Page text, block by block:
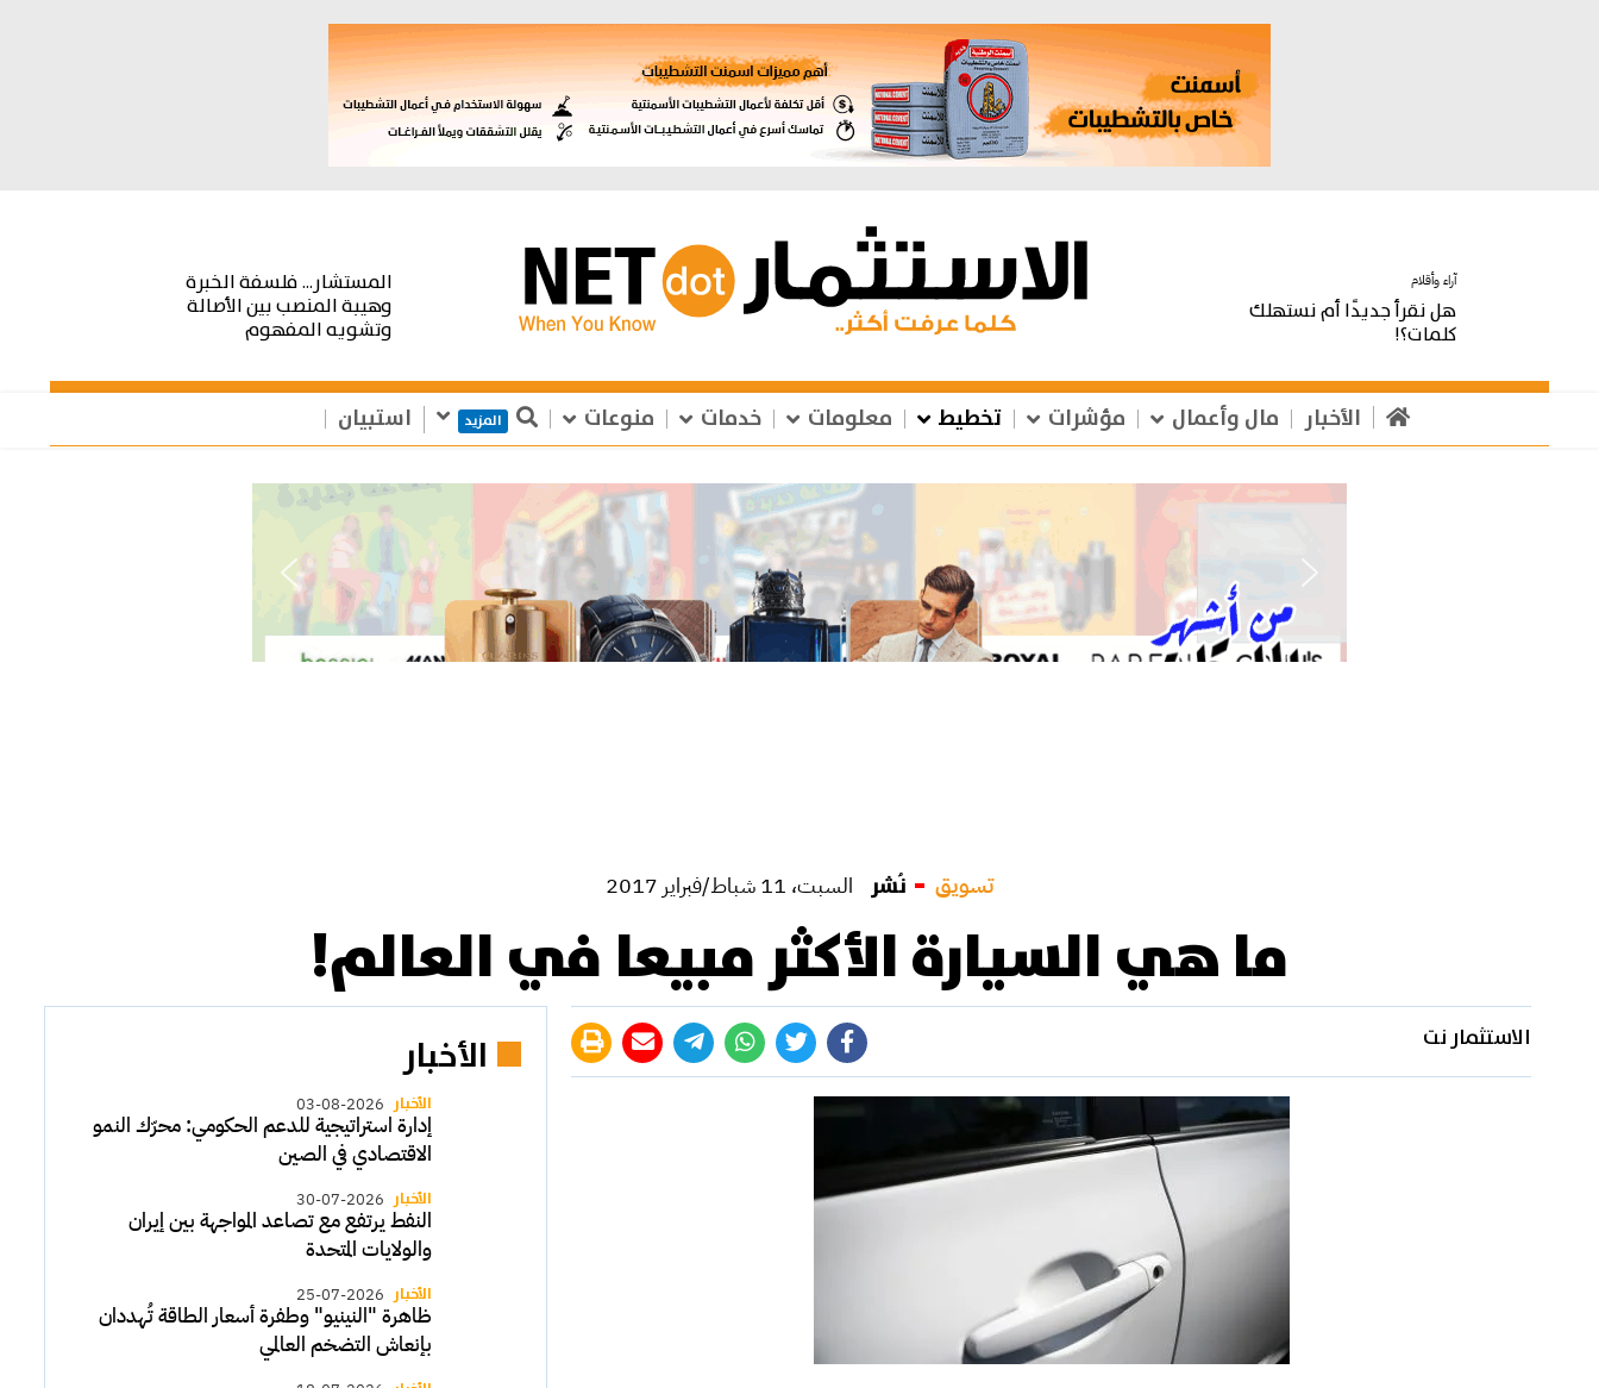
آراء وأقلام
هل نقرأ جديدًا أم نستهلك
كلمات؟!
المستشار... فلسفة الخبرة
وهيبة المنصب بين الأصالة
وتشويه المفهوم
الأخبار مال وأعمال مؤشرات تخطيط معلومات خدمات منوعات المزيد استبيان
تسويق نُشر السبت، 11 شباط/فبراير 2017
ما هي السيارة الأكثر مبيعا في العالم!
الاستثمار نت الأخبار
الأخبار 03-08-2026
إدارة استراتيجية للدعم الحكومي: محرّك النمو
الاقتصادي في الصين
الأخبار 30-07-2026
النفط يرتفع مع تصاعد المواجهة بين إيران
والولايات المتحدة
الأخبار 25-07-2026
ظاهرة "النينيو" وطفرة أسعار الطاقة تُهددان
بإنعاش التضخم العالمي